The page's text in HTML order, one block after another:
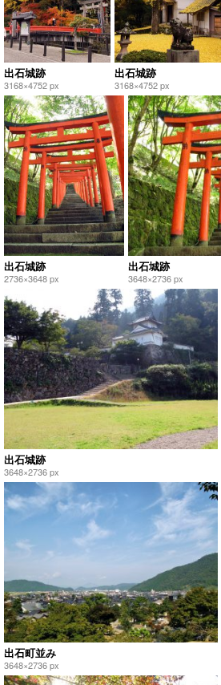
出石城跡
3168×4752 px
出石城跡
3168×4752 px
出石城跡
2736×3648 px
出石城跡
3648×2736 px
出石城跡
3648×2736 px
出石町並み
3648×2736 px